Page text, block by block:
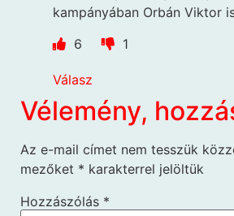
kampányában Orbán Viktor
6
1
Válasz
Vélemény,
Az e-mail címet nem tesszük
mezőket * karakterrel jelöltük
Hozzászólás *